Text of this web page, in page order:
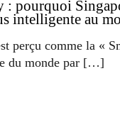
: pourquoi
intelligente au
perçu comme la «
du monde par